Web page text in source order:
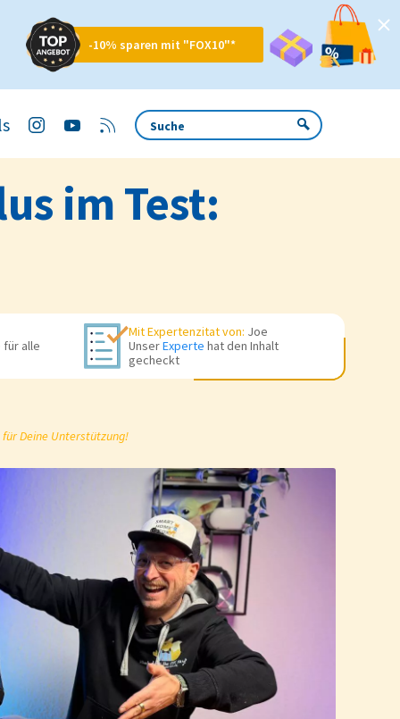
-10% sparen mit "FOX10"*
im Test:
für alle
Mit Expertenzitat von: Joe
UnserExperte hat den Inhalt
gecheckt
Deine Unterstützung!